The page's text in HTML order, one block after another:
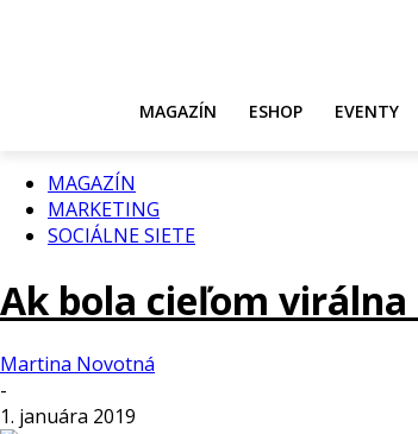
MAGAZÍN ESHOP EVENTY
MAGAZÍN
MARKETING
SOCIÁLNE SIETE
Ak bola cieľom
Martina Novotná
-
1. januára 2019